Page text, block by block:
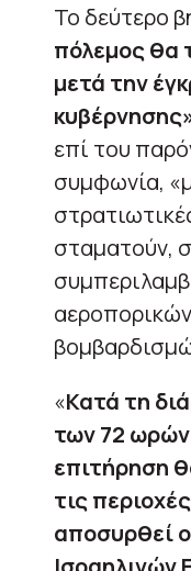
Το δεύτερο
πόλεμος θα
μετά την
επί του
συμφωνία,
σταματούν,
«Κατά τη
των 72
επιτήρηση
τις
αποσυρθεί